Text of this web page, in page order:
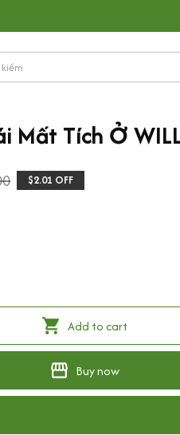
Mất Tích Ở
$2.01 OFF
Add to cart
Buy now